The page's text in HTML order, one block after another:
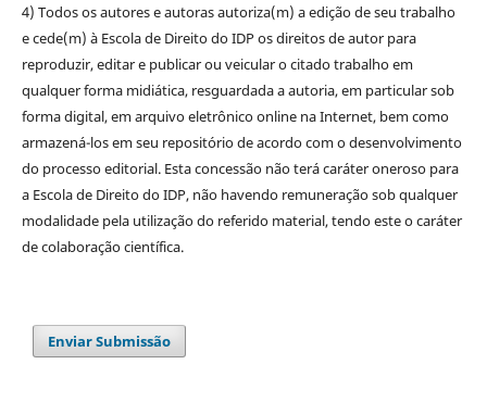
4) Todos os autores e autoras autoriza(m) a edição de seu trabalho
e cede(m) à Escola de Direito do IDP os direitos de autor para
reproduzir, editar e publicar ou veicular o citado trabalho em
qualquer forma midiática, resguardada a autoria, em particular sob
forma digital, em arquivo eletrônico online na Internet, bem como
armazená-los em seu repositório de acordo com o desenvolvimento
do processo editorial. Esta concessão não terá caráter oneroso para
a Escola de Direito do IDP, não havendo remuneração sob qualquer
modalidade pela utilização do referido material, tendo este o caráter
de colaboração científica.
Enviar Submissão